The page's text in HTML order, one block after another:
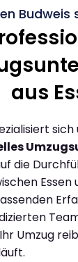
Budweis
aus
sich
die
Essen
Umzug